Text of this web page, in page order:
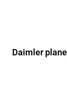
Daimler